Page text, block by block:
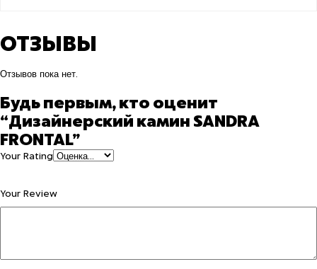
ОТЗЫВЫ
Отзывов пока нет.
Будь первым, кто оценит
“Дизайнерский камин SANDRA
FRONTAL”
Your Rating
Your Review